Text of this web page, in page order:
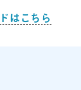
はこちら